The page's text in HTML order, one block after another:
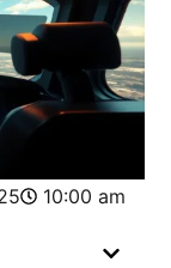
10:00 am